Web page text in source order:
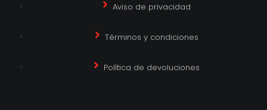
Aviso de privacidad
Términos y condiciones
Política de devoluciones